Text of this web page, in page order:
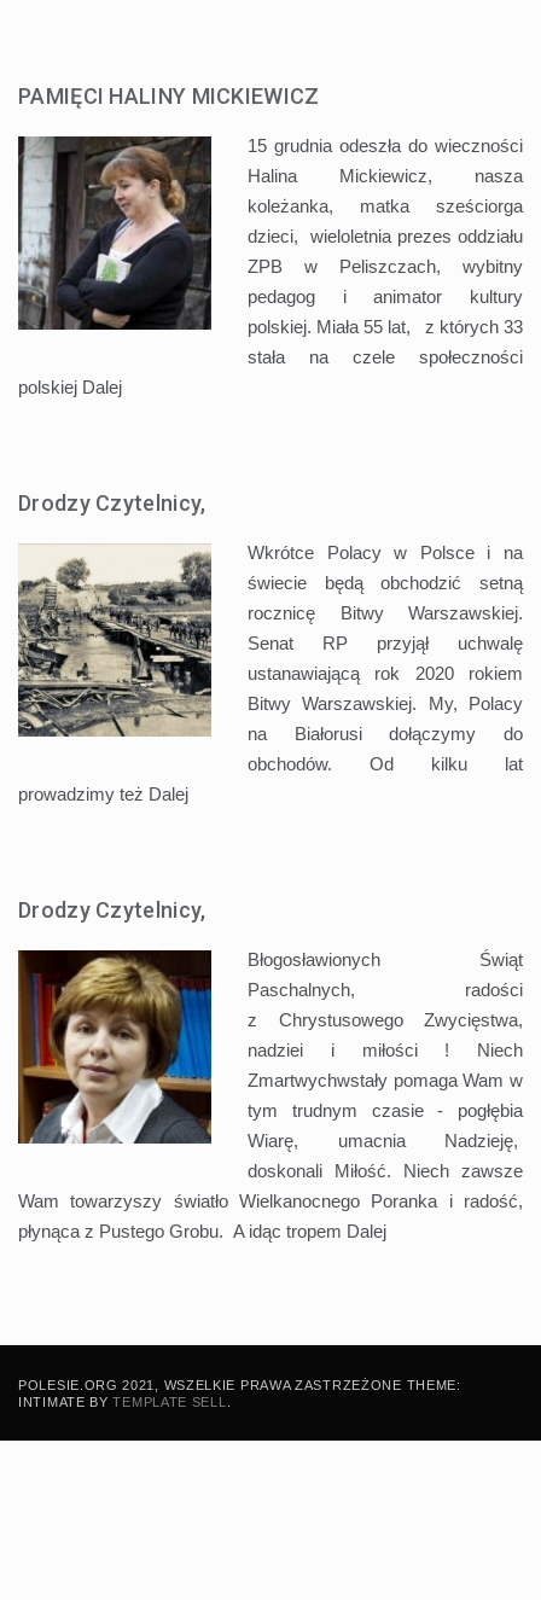
PAMIĘCI HALINY MICKIEWICZ
15 grudnia odeszła do wieczności
Halina Mickiewicz, nasza
koleżanka, matka sześciorga
dzieci, wieloletnia prezes oddziału
ZPB w Peliszczach, wybitny
pedagog i animator kultury
polskiej. Miała 55 lat, z których 33
stała na czele społeczności
polskiej Dalej
Drodzy Czytelnicy,
Wkrótce Polacy w Polsce i na
świecie będą obchodzić setną
rocznicę Bitwy Warszawskiej.
Senat RP przyjął uchwalę
ustanawiającą rok 2020 rokiem
Bitwy Warszawskiej. My, Polacy
na Białorusi dołączymy do
obchodów. Od kilku lat
prowadzimy też Dalej
Drodzy Czytelnicy,
Błogosławionych Świąt
Paschalnych, radości
z Chrystusowego Zwycięstwa,
nadziei i miłości ! Niech
Zmartwychwstały pomaga Wam w
tym trudnym czasie - pogłębia
Wiarę, umacnia Nadzieję,
doskonali Miłość. Niech zawsze
Wam towarzyszy światło Wielkanocnego Poranka i radość,
płynąca z Pustego Grobu. A idąc tropem Dalej
POLESIE.ORG 2021, WSZELKIE PRAWA ZASTRZEŻONE THEME:
INTIMATE BYTEMPLATE SELL